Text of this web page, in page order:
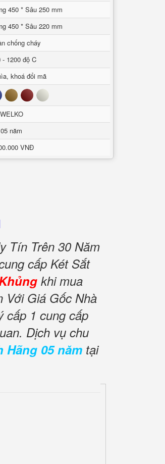
450 * Sâu 250 mm
450 * Sâu 220 mm
chống cháy
- 1200 độ C
khoá đổi mã
Nâu Đỏ Trắng
WELKO
05 năm
VNĐ
Tín Trên 30 Năm
cấp Két Sắt
khi mua
Giá Gốc Nhà
cấp 1 cung cấp
Dịch vụ chu
Hãng 05 năm tại